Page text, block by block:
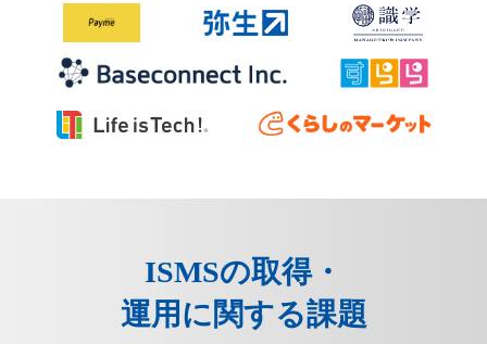
ISMSの取得・
運用に関する課題